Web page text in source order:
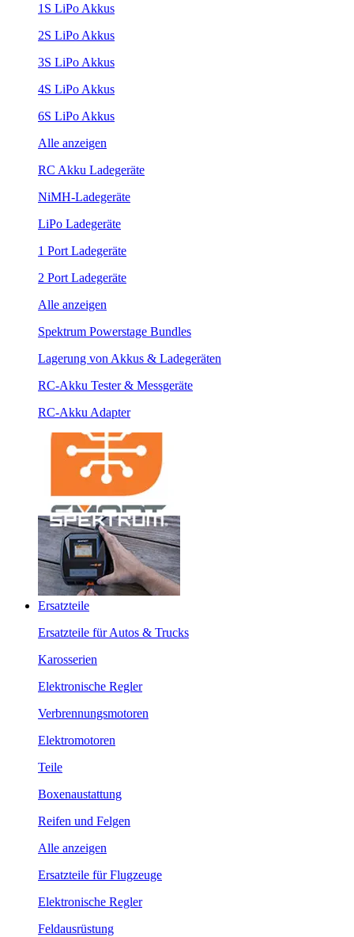
1S LiPo Akkus
2S LiPo Akkus
3S LiPo Akkus
4S LiPo Akkus
6S LiPo Akkus
Alle anzeigen
RC Akku Ladegeräte
NiMH-Ladegeräte
LiPo Ladegeräte
1 Port Ladegeräte
2 Port Ladegeräte
Alle anzeigen
Spektrum Powerstage Bundles
Lagerung von Akkus & Ladegeräten
RC-Akku Tester & Messgeräte
RC-Akku Adapter
Ersatzteile
Ersatzteile für Autos & Trucks
Karosserien
Elektronische Regler
Verbrennungsmotoren
Elektromotoren
Teile
Boxenaustattung
Reifen und Felgen
Alle anzeigen
Ersatzteile für Flugzeuge
Elektronische Regler
Feldausrüstung